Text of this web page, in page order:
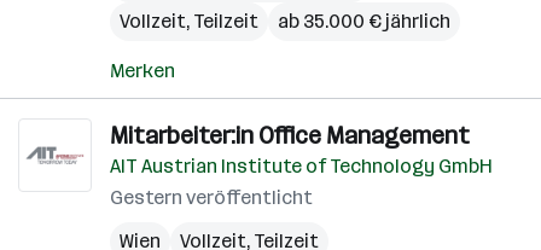
Vollzeit, Teilzeit
ab 35.000 € jährlich
Merken
Mitarbeiter:in Office Management
AIT Austrian Institute of Technology GmbH
Gestern veröffentlicht
Wien
Vollzeit, Teilzeit